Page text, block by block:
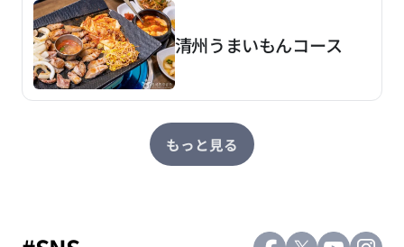
清州うまいもんコース
もっと見る